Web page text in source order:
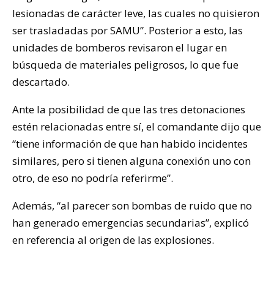
lesionadas de carácter leve, las cuales no quisieron
ser trasladadas por SAMU”. Posterior a esto, las
unidades de bomberos revisaron el lugar en
búsqueda de materiales peligrosos, lo que fue
descartado.
Ante la posibilidad de que las tres detonaciones
estén relacionadas entre sí, el comandante dijo que
“tiene información de que han habido incidentes
similares, pero si tienen alguna conexión uno con
otro, de eso no podría referirme”.
Además, “al parecer son bombas de ruido que no
han generado emergencias secundarias”, explicó
en referencia al origen de las explosiones.